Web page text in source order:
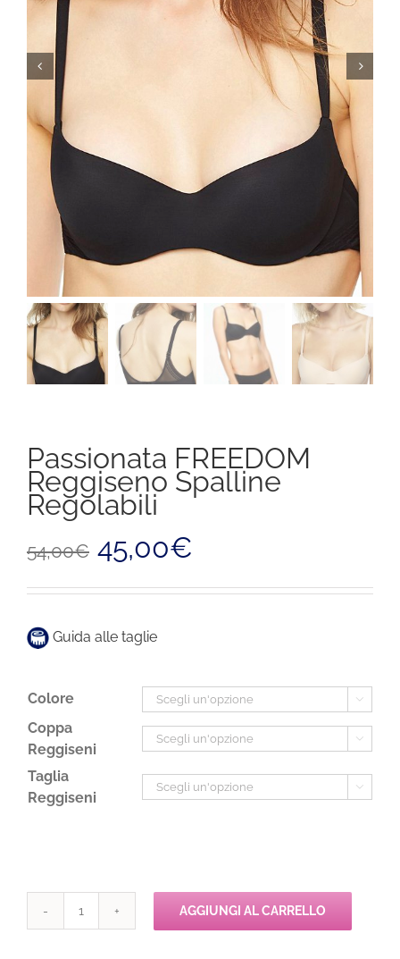
Passionata FREEDOM
Reggiseno Spalline
Regolabili
54,00€ prezzo
era:
45,00€
è:
Guida alle taglie
Colore 
Coppa
Reggiseni

Taglia
Reggiseni

Passionata
AGGIUNGI AL CARRELLO